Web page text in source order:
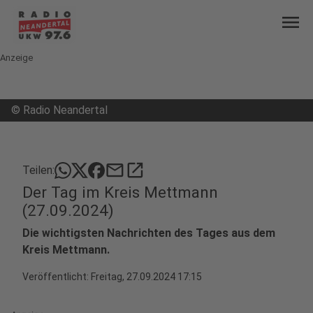
menu
Anzeige
© Radio Neandertal
Teilen: mailopen_in_new
Der Tag im Kreis Mettmann
(27.09.2024)
Die wichtigsten Nachrichten des Tages aus dem
Kreis Mettmann.
Veröffentlicht: Freitag, 27.09.2024 17:15